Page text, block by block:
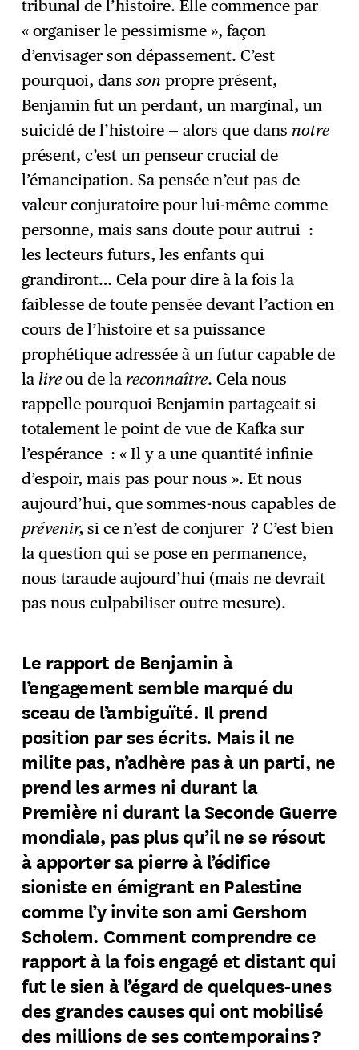
tribunal de l’histoire. Elle commence par
« organiser le pessimisme », façon
d’envisager son dépassement. C’est
pourquoi, dansson propre présent,
Benjamin fut un perdant, un marginal, un
suicidé de l’histoire — alors que dans notre
présent, c’est un penseur crucial de
l’émancipation. Sa pensée n’eut pas de
valeur conjuratoire pour lui-même comme
personne, mais sans doute pour autrui :
les lecteurs futurs, les enfants qui
grandiront… Cela pour dire à la fois la
faiblesse de toute pensée devant l’action en
cours de l’histoire et sa puissance
prophétique adressée à un futur capable de
la lireou de la reconnaître. Cela nous
rappelle pourquoi Benjamin partageait si
totalement le point de vue de Kafka sur
l’espérance : « Il y a une quantité infinie
d’espoir, mais pas pour nous ». Et nous
aujourd’hui, que sommes-nous capables de
prévenir,si ce n’est de conjurer ? C’est bien
la question qui se pose en permanence,
nous taraude aujourd’hui (mais ne devrait
pas nous culpabiliser outre mesure).
Le rapport de Benjamin à
l’engagement semble marqué du
sceau de l’ambiguïté. Il prend
position par ses écrits. Mais il ne
milite pas, n’adhère pas à un parti, ne
prend les armes ni durant la
Première ni durant la Seconde Guerre
mondiale, pas plus qu’il ne se résout
à apporter sa pierre à l’édifice
sioniste en émigrant en Palestine
comme l’y invite son ami Gershom
Scholem. Comment comprendre ce
rapport à la fois engagé et distant qui
fut le sien à l’égard de quelques-unes
des grandes causes qui ont mobilisé
des millions de ses contemporains ?